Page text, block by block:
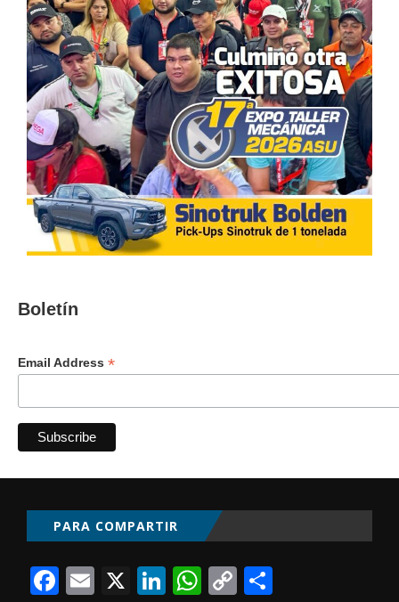
Boletín
Email Address *
PARA COMPARTIR
Facebook
Email
X LinkedIn
WhatsApp
Copy